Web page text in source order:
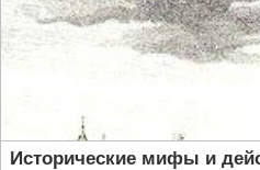
Исторические мифы и